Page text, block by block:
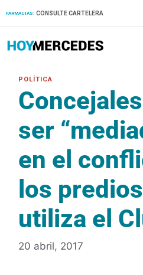
FARMACIAS: CONSULTE CARTELERA
ser
en el
los
utiliza el
20 abril, 2017